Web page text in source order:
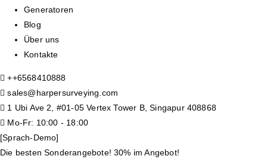
Generatoren
Blog
Über uns
Kontakte
++6568410888
sales@harpersurveying.com
1 Ubi Ave 2, #01-05 Vertex Tower B, Singapur 408868
Mo-Fr: 10:00 - 18:00
[Sprach-Demo]
Die besten Sonderangebote! 30% im Angebot!